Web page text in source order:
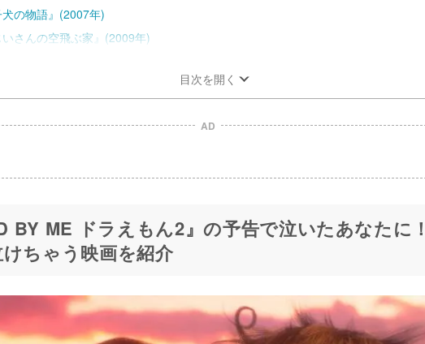
犬の物語』(2007年)
いさんの空飛ぶ家』(2009年)
目次を開く
AD
BY ME ドラえもん2』の予告で泣いたあなたに
ちゃう映画を紹介